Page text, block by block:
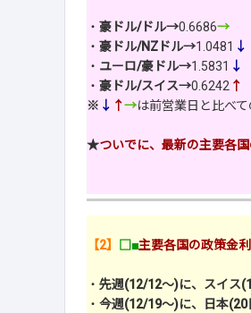
・ 豪ドル/ドル→0.6686→
・ 豪ドル/NZドル→1.0481 ↓
・ ユーロ/豪ドル→1.5831 ↓
・ 豪ドル/スイス→0.6242 ↑
※ ↓ ↑→は前営業日と比べ
★ついでに、最新の主要各
【2】 □■主要各国の政策金
・ 先週(12/12～)に、スイス
・ 今週(12/19～)に、日本